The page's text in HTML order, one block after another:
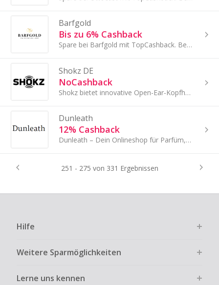
Barfgold
Bis zu 6% Cashback
Spare bei Barfgold mit TopCashback. Bestelle artgerechtes BARF-Futter für Hunde und Katzen online und Dein Cashback wird automatisch erfasst.
Shokz DE
NoCashback
Shokz bietet innovative Open-Ear-Kopfhörer mit Top-Tragekomfort – dank Cashback und Rabatten über TopCashback jetzt besonders günstig erhältlich.
Dunleath
12% Cashback
Dunleath – Dein Onlineshop für Parfüm, Beauty, Schmuck und mehr
251 - 275 von 331 Ergebnissen
Hilfe
Weitere Sparmöglichkeiten
Lerne uns kennen